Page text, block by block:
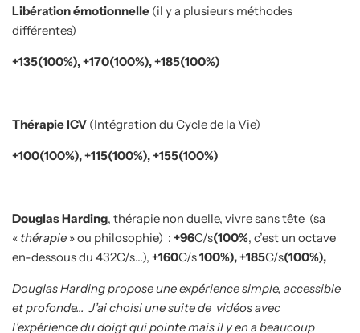
Libération émotionnelle (il y a plusieurs méthodes
différentes)
+135(100%), +170(100%), +185(100%)
Thérapie ICV (Intégration du Cycle de la Vie)
+100(100%), +115(100%), +155(100%)
Douglas Harding, thérapie non duelle, vivre sans tête (sa
« thérapie » ou philosophie) : +96C/s(100%, c’est un octave
en-dessous du 432C/s…), +160C/s100%), +185C/s(100%),
Douglas Harding propose une expérience simple, accessible
et profonde… J’ai choisi une suite de vidéos avec
l’expérience du doigt qui pointe mais il y en a beaucoup